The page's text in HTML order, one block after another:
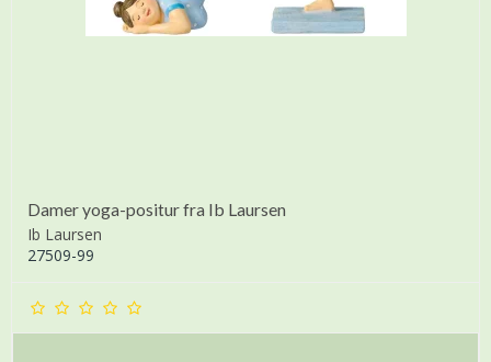
Damer yoga-positur fra Ib Laursen
Ib Laursen
27509-99